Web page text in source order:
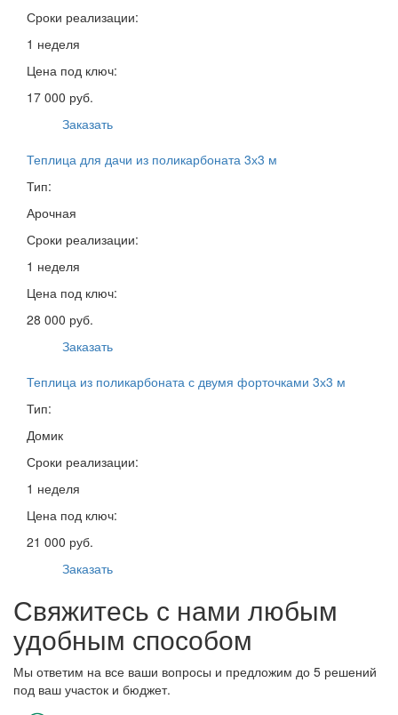
Сроки реализации:
1 неделя
Цена под ключ:
17 000 руб.
Заказать
Теплица для дачи из поликарбоната 3х3 м
Тип:
Арочная
Сроки реализации:
1 неделя
Цена под ключ:
28 000 руб.
Заказать
Теплица из поликарбоната с двумя форточками 3х3 м
Тип:
Домик
Сроки реализации:
1 неделя
Цена под ключ:
21 000 руб.
Заказать
Свяжитесь с нами любым
удобным способом
Мы ответим на все ваши вопросы и предложим до 5 решений
под ваш участок и бюджет.